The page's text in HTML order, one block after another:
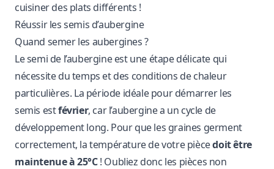
cuisiner des plats différents !
Réussir les semis d’aubergine
Quand semer les aubergines ?
Le semi de l’aubergine est une étape délicate qui
nécessite du temps et des conditions de chaleur
particulières. La période idéale pour démarrer les
semis estfévrier, car l’aubergine a un cycle de
développement long. Pour que les graines germent
correctement, la température de votre piècedoit être
maintenue à 25°C! Oubliez donc les pièces non